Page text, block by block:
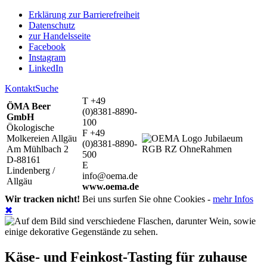
Erklärung zur Barrierefreiheit
Datenschutz
zur Handelsseite
Facebook
Instagram
LinkedIn
KontaktSuche
ÖMA Beer
GmbH
Ökologische
Molkereien Allgäu
Am Mühlbach 2
D-88161
Lindenberg /
Allgäu
T +49
(0)8381-8890-
100
F +49
(0)8381-8890-
500
E
info@oema.de
www.oema.de
Wir tracken nicht! Bei uns surfen Sie ohne Cookies - mehr Infos
✖
Käse- und Feinkost-Tasting für zuhause